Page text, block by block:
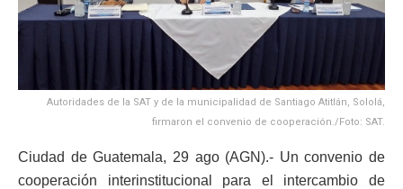
Autoridades de la SAT y de la municipalidad de Santiago Atitlán, Sololá,
firmaron el convenio de cooperación./Foto: SAT.
Ciudad de Guatemala, 29 ago (AGN).- Un convenio de
cooperación interinstitucional para el intercambio de